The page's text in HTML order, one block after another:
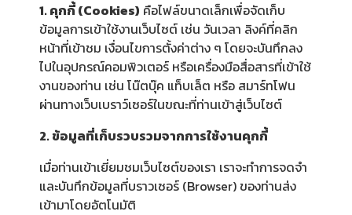
1. คุกกี้ (Cookies) คือไฟล์ขนาดเล็กเพื่อจัดเก็บ
ข้อมูลการเข้าใช้งานเว็บไซต์ เช่น วันเวลา ลิงค์ที่คลิก
หน้าที่เข้าชม เงื่อนไขการตั้งค่าต่าง ๆ โดยจะบันทึกลง
ไปในอุปกรณ์คอมพิวเตอร์ หรือเครื่องมือสื่อสารที่เข้าใช้
งานของท่าน เช่น โน๊ตบุ๊ค แท็บเล็ต หรือ สมาร์ทโฟน
ผ่านทางเว็บเบราว์เซอร์ในขณะที่ท่านเข้าสู่เว็บไซต์
2. ข้อมูลที่เก็บรวบรวมจากการใช้งานคุกกี้
เมื่อท่านเข้าเยี่ยมชมเว็บไซต์ของเรา เราจะทำการจดจำ
และบันทึกข้อมูลที่บราวเซอร์ (Browser) ของท่านส่ง
เข้ามาโดยอัตโนมัติ